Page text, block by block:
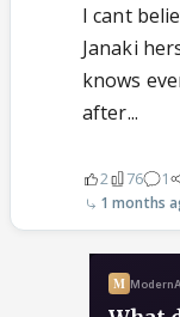
I cant
Janaki
knows
after...
2 76 1
1 months